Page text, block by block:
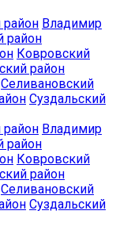
район Владимир
район
Ковровский
район
Селивановский
Суздальский
район Владимир
район
Ковровский
район
Селивановский
Суздальский